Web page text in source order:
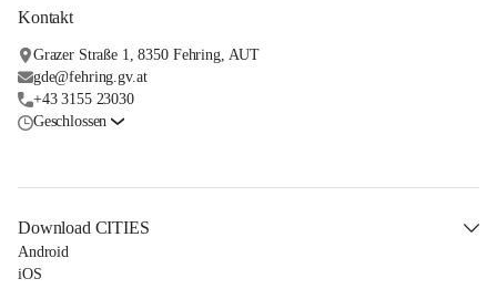
Kontakt
Grazer Straße 1, 8350 Fehring, AUT
gde@fehring.gv.at
+43 3155 23030
Geschlossen
Download CITIES
Android
iOS